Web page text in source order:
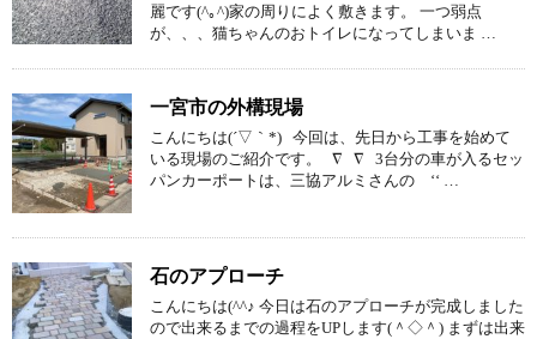
麗です(^｡^)家の周りによく敷きます。 一つ弱点
が、、、猫ちゃんのおトイレになってしまいま …
一宮市の外構現場
こんにちは(´▽｀*) 今回は、先日から工事を始めて
いる現場のご紹介です。 ∇ ∇ 3台分の車が入るセッ
パンカーポートは、三協アルミさんの ‘‘ …
石のアプローチ
こんにちは(^^♪ 今日は石のアプローチが完成しました
ので出来るまでの過程をUPします(＾◇＾) まずは出来